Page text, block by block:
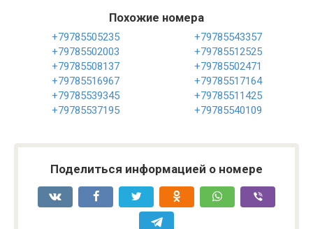
Похожие номера
+79785505235
+79785543357
+79785502003
+79785512525
+79785508137
+79785502471
+79785516967
+79785517164
+79785539345
+79785511425
+79785537195
+79785540109
Поделиться информацией о номере